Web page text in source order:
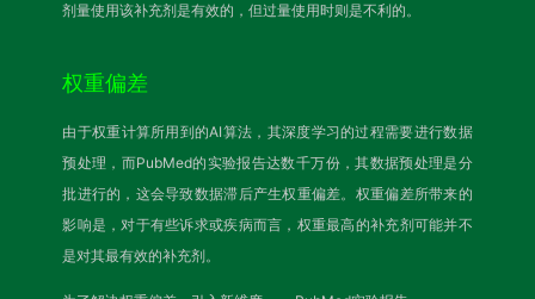
剂量使用该补充剂是有效的，但过量使用时则是不利的。
权重偏差
由于权重计算所用到的AI算法，其深度学习的过程需要进行数据
预处理，而PubMed的实验报告达数千万份，其数据预处理是分
批进行的，这会导致数据滞后产生权重偏差。权重偏差所带来的
影响是，对于有些诉求或疾病而言，权重最高的补充剂可能并不
是对其最有效的补充剂。